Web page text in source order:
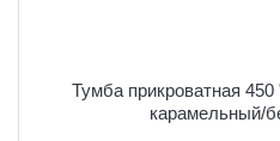
Тумба прикроватная
карамельный/